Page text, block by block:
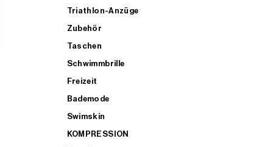
Triathlon-Anzüge
Zubehör
Taschen
Schwimmbrille
Freizeit
Bademode
Swimskin
KOMPRESSION